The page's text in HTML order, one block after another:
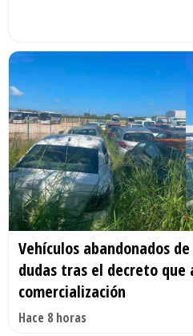
Vehículos abandonados
dudas tras el decreto que
comercialización
Hace 8 horas